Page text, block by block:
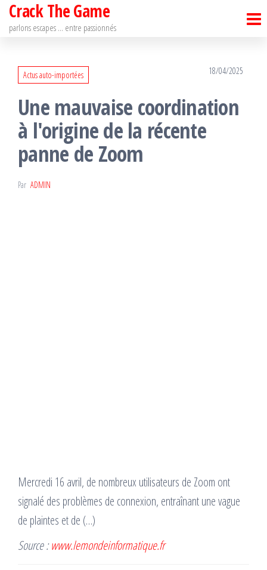
Passer
Crack The Game
parlons escapes … entre passionnés
Actus auto-importées 18/04/2025
Une mauvaise coordination
à l'origine de la récente
panne de Zoom
Par ADMIN
Mercredi 16 avril, de nombreux utilisateurs de Zoom ont
signalé des problèmes de connexion, entraînant une vague
de plaintes et de (…)
Source :www.lemondeinformatique.fr